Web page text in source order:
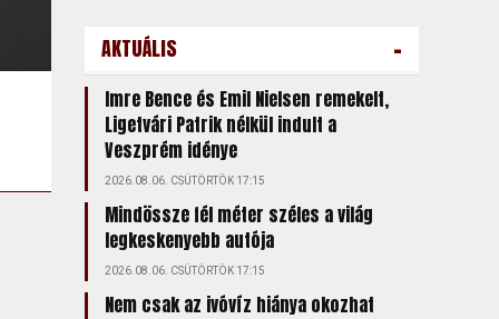
AKTUÁLIS -
Imre Bence és Emil Nielsen remekelt,
Ligetvári Patrik nélkül indult a
Veszprém idénye
2026.08.06. CSÜTÖRTÖK 17:15
Mindössze fél méter széles a világ
legkeskenyebb autója
2026.08.06. CSÜTÖRTÖK 17:15
Nem csak az ivóvíz hiánya okozhat